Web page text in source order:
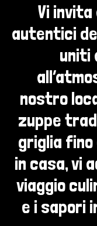
Vi
autentici
uniti
nostro
zuppe
griglia
in casa, vi
viaggio
e i sapori